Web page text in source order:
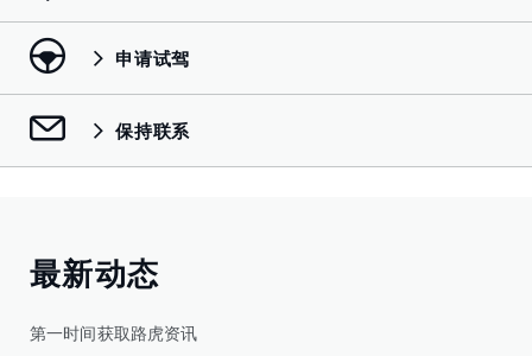
申请试驾
保持联系
最新动态
第一时间获取路虎资讯